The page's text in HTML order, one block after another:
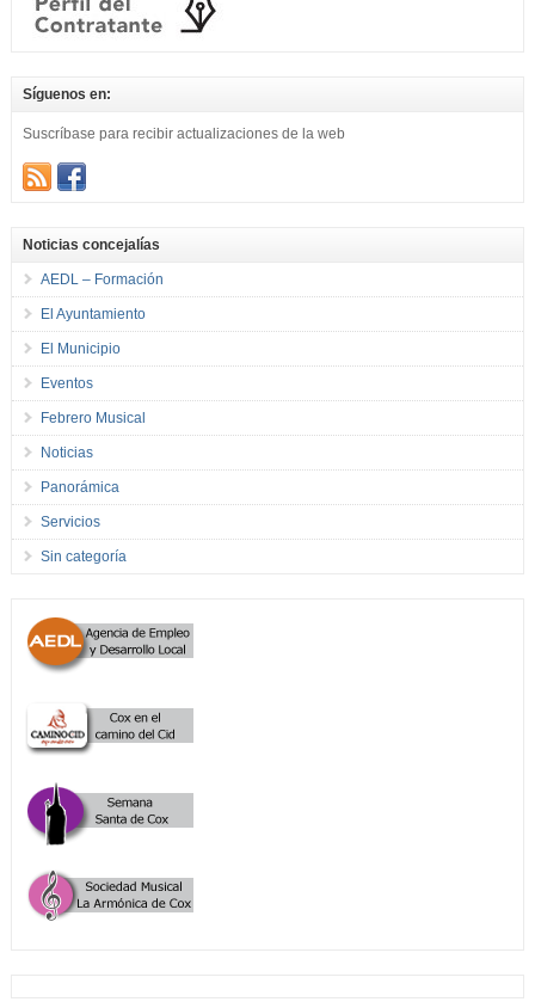
Síguenos en:
Suscríbase para recibir actualizaciones de la web
Noticias concejalías
AEDL – Formación
El Ayuntamiento
El Municipio
Eventos
Febrero Musical
Noticias
Panorámica
Servicios
Sin categoría